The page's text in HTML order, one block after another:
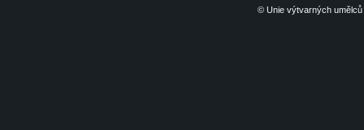
© Unie výtvarných